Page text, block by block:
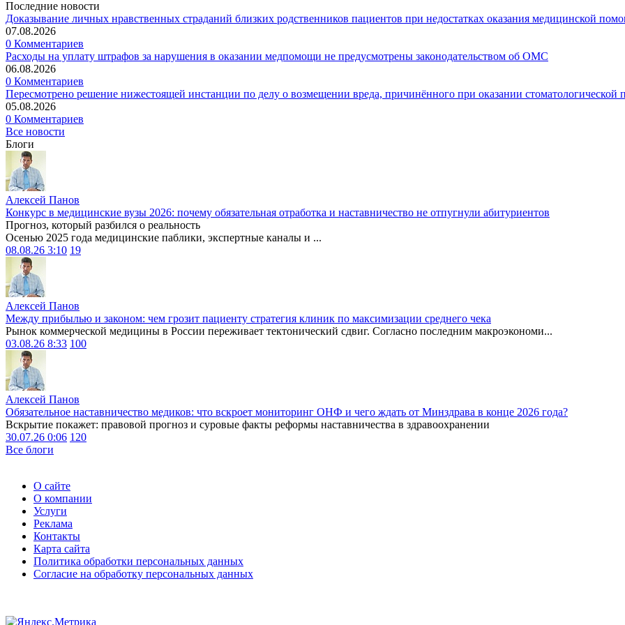
Последние новости
Доказывание личных нравственных страданий близких родственников пациентов при недостатках оказания медицинской
07.08.2026
0 Комментариев
Расходы на уплату штрафов за нарушения в оказании медпомощи не предусмотрены законодательством об ОМС
06.08.2026
0 Комментариев
Пересмотрено решение нижестоящей инстанции по делу о возмещении вреда, причинённого при оказании стоматологической
05.08.2026
0 Комментариев
Все новости
Блоги
Алексей Панов
Конкурс в медицинские вузы 2026: почему обязательная отработка и наставничество не отпугнули абитуриентов
Прогноз, который разбился о реальность
Осенью 2025 года медицинские паблики, экспертные каналы и ...
08.08.26 3:10 19
Алексей Панов
Между прибылью и законом: чем грозит пациенту стратегия клиник по максимизации среднего чека
Рынок коммерческой медицины в России переживает тектонический сдвиг. Согласно последним макроэкономи...
03.08.26 8:33 100
Алексей Панов
Обязательное наставничество медиков: что вскроет мониторинг ОНФ и чего ждать от Минздрава в конце 2026 года?
Вскрытие покажет: правовой прогноз и суровые факты реформы наставничества в здравоохранении
30.07.26 0:06 120
Все блоги
О сайте
О компании
Услуги
Реклама
Контакты
Карта сайта
Политика обработки персональных данных
Согласие на обработку персональных данных